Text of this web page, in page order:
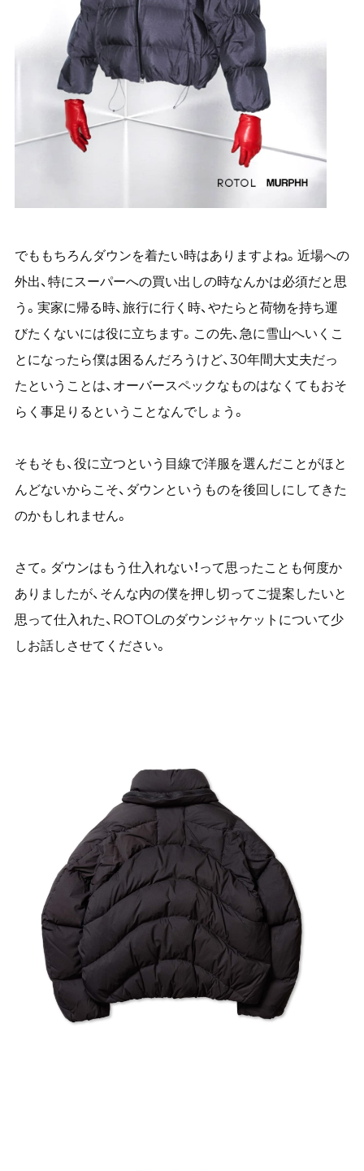
でももちろんダウンを着たい時はありますよね。近場への
外出、特にスーパーへの買い出しの時なんかは必須だと思
う。実家に帰る時、旅行に行く時、やたらと荷物を持ち運
びたくないには役に立ちます。この先、急に雪山へいくこ
とになったら僕は困るんだろうけど、30年間大丈夫だっ
たということは、オーバースペックなものはなくてもおそ
らく事足りるということなんでしょう。
そもそも、役に立つという目線で洋服を選んだことがほと
んどないからこそ、ダウンというものを後回しにしてきた
のかもしれません。
さて。ダウンはもう仕入れない！って思ったことも何度か
ありましたが、そんな内の僕を押し切ってご提案したいと
思って仕入れた、ROTOLのダウンジャケットについて少
しお話しさせてください。